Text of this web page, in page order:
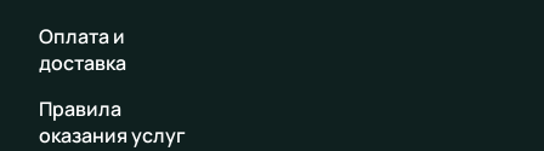
Оплата и
доставка
Правила
оказания услуг